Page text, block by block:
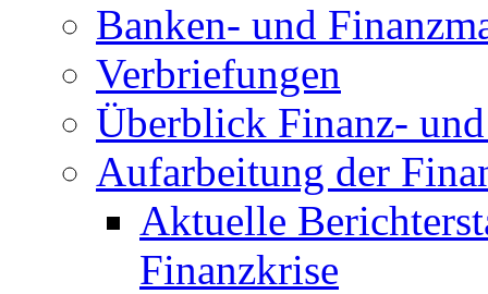
Banken- und
Verbriefungen
Überblick Finanz-
Aufarbeitung der
Aktuelle
Finanzkrise